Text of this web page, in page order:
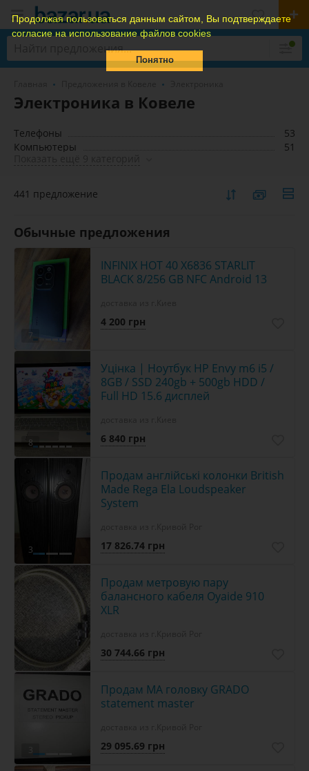
Продолжая пользоваться данным сайтом, Вы подтверждаете
согласие на использование файлов cookies
Понятно
Электроника в Ковеле
Телефоны
53
Компьютеры
51
441 предложение
Обычные предложения
7
INFINIX HOT 40 X6836 STARLIT
BLACK 8/256 GB NFC Android 13
4 200 грн
8
Уцінка | Ноутбук HP Envy m6 i5 /
8GB / SSD 240gb + 500gb HDD /
Full HD 15.6 дисплей
6 840 грн
3
Продам англійські колонки British
Made Rega Ela Loudspeaker
System
17 826.74 грн
Продам метровую пару
балансного кабеля Oyaide 910
XLR
30 744.66 грн
Продам МА головку GRADO
statement master
29 095.69 грн